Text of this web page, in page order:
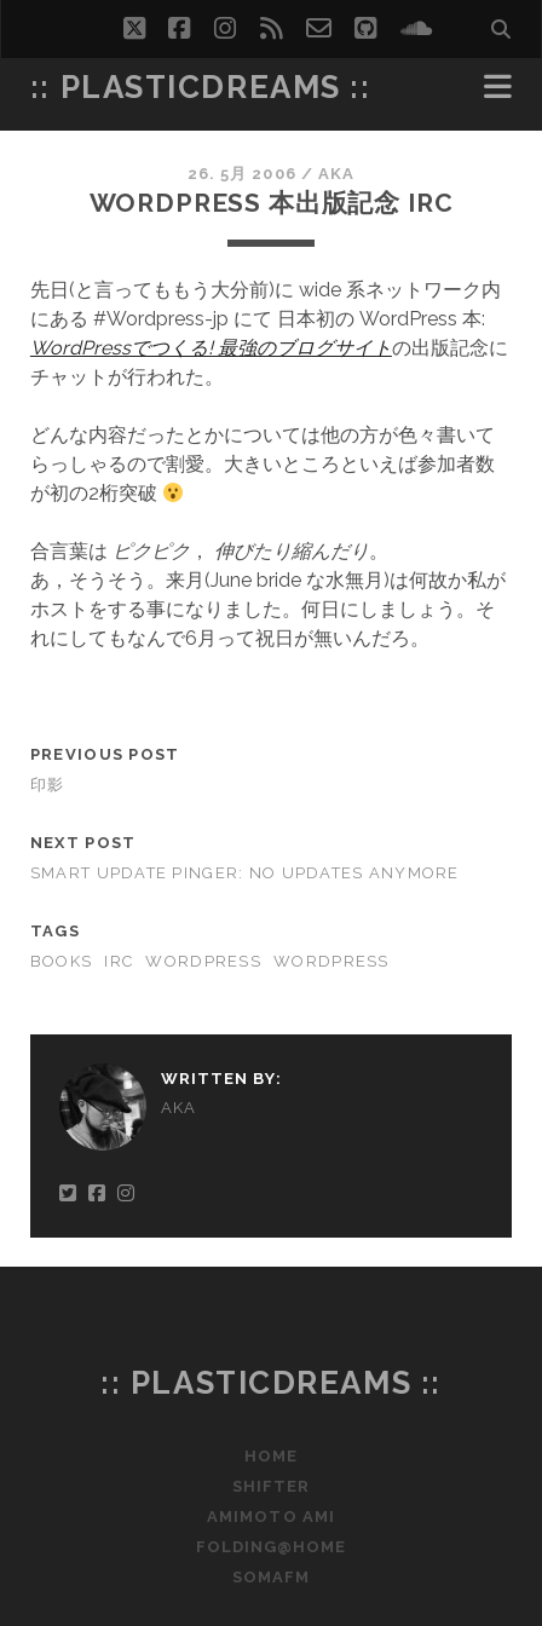
twitterfacebookinstagram
rss email-
form
github
:: PLASTICDREAMS ::
26. 5月 2006 / AKA
WORDPRESS 本出版記念 IRC
先日(と言ってももう大分前)に wide 系ネットワーク内
にある #Wordpress-jp にて 日本初の WordPress 本:
WordPressでつくる! 最強のブログサイトの出版記念に
チャットが行われた。
どんな内容だったとかについては他の方が色々書いて
らっしゃるので割愛。大きいところといえば参加者数
が初の2桁突破
合言葉は ピクピク， 伸びたり縮んだり。
あ，そうそう。来月(June bride な水無月)は何故か私が
ホストをする事になりました。何日にしましょう。そ
れにしてもなんで6月って祝日が無いんだろ。
PREVIOUS POST
印影
NEXT POST
SMART UPDATE PINGER: NO UPDATES ANYMORE
TAGS
BOOKS
IRC WORDPRESS WORDPRESS
WRITTEN BY:
AKA
:: PLASTICDREAMS ::
HOME
SHIFTER
AMIMOTO AMI
FOLDING@HOME
SOMAFM